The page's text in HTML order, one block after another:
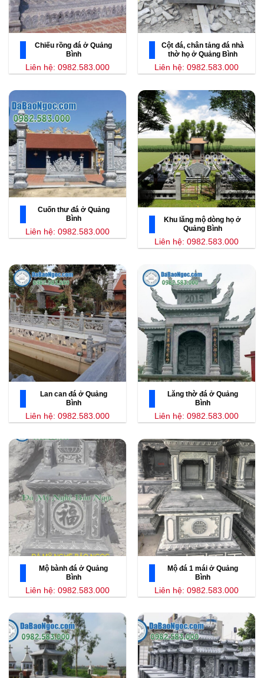
Chiếu rồng đá ở Quảng
Bình
Liên hệ: 0982.583.000
Cột đá, chân tảng đá nhà
thờ họ ở Quảng Bình
Liên hệ: 0982.583.000
Cuốn thư đá ở Quảng
Bình
Liên hệ: 0982.583.000
Khu lăng mộ dòng họ ở
Quảng Bình
Liên hệ: 0982.583.000
Lan can đá ở Quảng
Bình
Liên hệ: 0982.583.000
Lăng thờ đá ở Quảng
Bình
Liên hệ: 0982.583.000
Mộ bành đá ở Quảng
Bình
Liên hệ: 0982.583.000
Mộ đá 1 mái ở Quảng
Bình
Liên hệ: 0982.583.000